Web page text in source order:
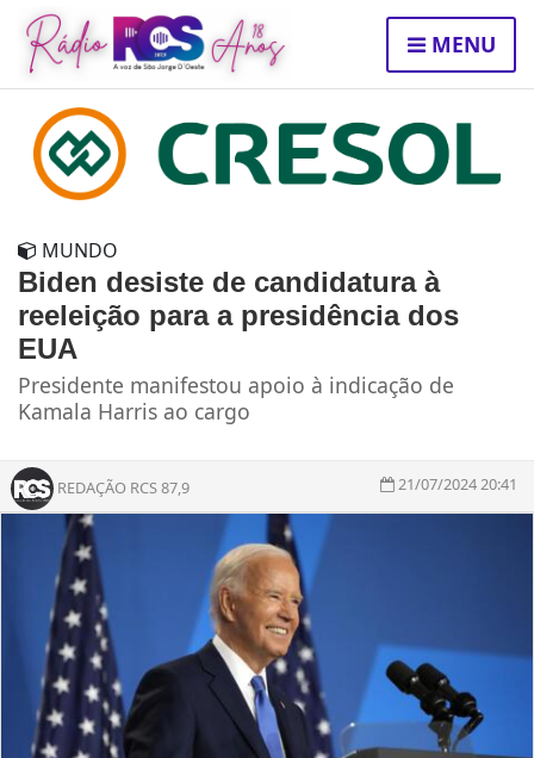
MENU
MUNDO
Biden desiste de candidatura à
reeleição para a presidência dos
EUA
Presidente manifestou apoio à indicação de
Kamala Harris ao cargo
REDAÇÃO RCS 87,9 21/07/2024 20:41